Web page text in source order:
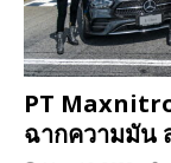
PT
ฉากความมัน